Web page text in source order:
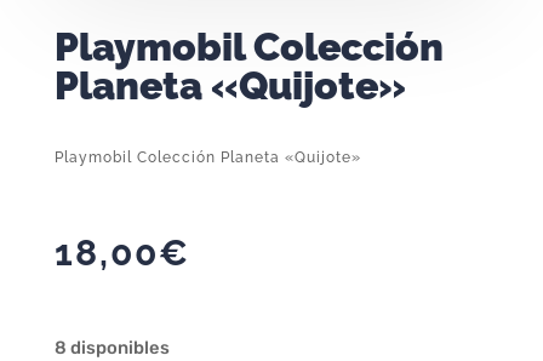
Playmobil Colección
Planeta «Quijote»
Playmobil Colección Planeta «Quijote»
18,00€
8 disponibles